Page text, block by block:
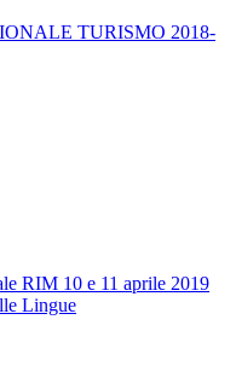
TURISMO 2018-
RIM 10 e 11 aprile 2019
Lingue